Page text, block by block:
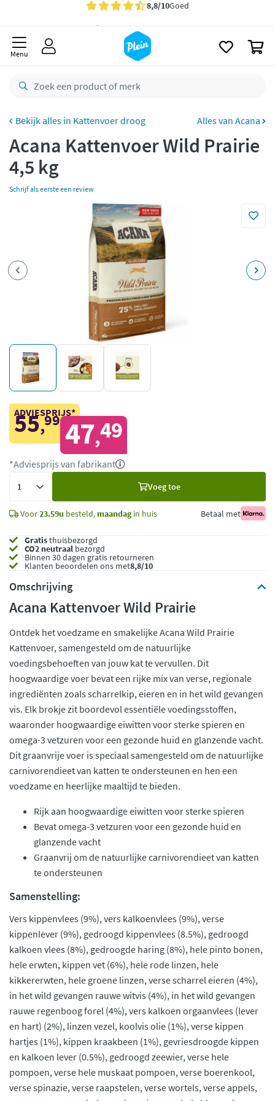
Gratisbezorging vanaf 35,- *
besteld,maandag
retourneren
CO2 neutraal
Betaal met Klarna
Menu
Kattenvoer droog Alles van Acana
Acana Kattenvoer Wild Prairie
4,5 kg
Schrijf als eerste een review
ADVIESPRIJS*
55,99 47,49
*Adviesprijs van fabrikant
Voeg toe
Voor23.59u besteld, maandagin huis Betaal met
Gratisthuisbezorgd
CO2 neutraal bezorgd
Binnen 30 dagen gratis retourneren
Klanten beoordelen ons met8,8/10
Omschrijving
Acana Kattenvoer Wild Prairie
Ontdek het voedzame en smakelijke Acana Wild Prairie
Kattenvoer, samengesteld om de natuurlijke
voedingsbehoeften van jouw kat te vervullen. Dit
hoogwaardige voer bevat een rijke mix van verse, regionale
ingrediënten zoals scharrelkip, eieren en in het wild gevangen
vis. Elk brokje zit boordevol essentiële voedingsstoffen,
waaronder hoogwaardige eiwitten voor sterke spieren en
omega-3 vetzuren voor een gezonde huid en glanzende vacht.
Dit graanvrije voer is speciaal samengesteld om de natuurlijke
carnivorendieet van katten te ondersteunen en hen een
voedzame en heerlijke maaltijd te bieden.
Rijk aan hoogwaardige eiwitten voor sterke spieren
Bevat omega-3 vetzuren voor een gezonde huid en
glanzende vacht
Graanvrij om de natuurlijke carnivorendieet van katten
te ondersteunen
Samenstelling:
Vers kippenvlees (9%), vers kalkoenvlees (9%), verse
kippenlever (9%), gedroogd kippenvlees (8.5%), gedroogd
kalkoen vlees (8%), gedroogde haring (8%), hele pinto bonen,
hele erwten, kippen vet (6%), hele rode linzen, hele
kikkererwten, hele groene linzen, verse scharrel eieren (4%),
in het wild gevangen rauwe witvis (4%), in het wild gevangen
rauwe regenboog forel (4%), vers kalkoen orgaanvlees (lever
en hart) (2%), linzen vezel, koolvis olie (1%), verse kippen
hartjes (1%), kippen kraakbeen (1%), gevriesdroogde kippen
en kalkoen lever (0.5%), gedroogd zeewier, verse hele
pompoen, verse hele muskaat pompoen, verse boerenkool,
verse spinazie, verse raapstelen, verse wortels, verse appels,